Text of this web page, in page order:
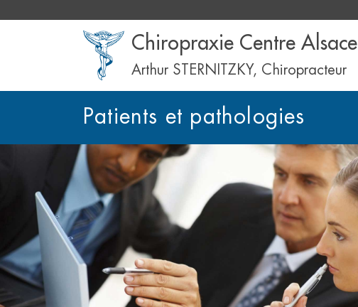
Chiropraxie Centre Alsace
Arthur STERNITZKY, Chiropracteur
Patients et pathologies